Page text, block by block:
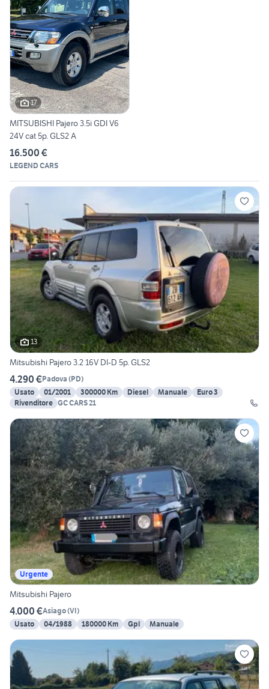
17
MITSUBISHI Pajero 3.5i GDI V6
24V cat 5p. GLS2 A
16.500 €
LEGEND CARS
13
Mitsubishi Pajero 3.2 16V DI-D 5p. GLS2
4.290 €Padova (PD)
Usato
01/2001 300000 Km Diesel Manuale
Euro 3
Rivenditore GC CARS 21
Urgente
Mitsubishi Pajero
4.000 €Asiago(VI)
Usato
04/1988 180000 Km Gpl Manuale